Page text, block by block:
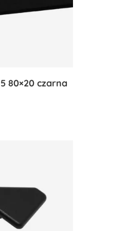
80×20 czarna